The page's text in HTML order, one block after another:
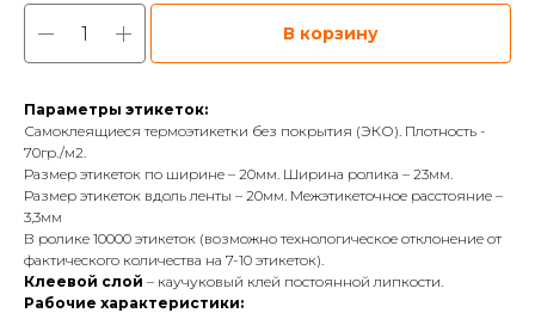
В корзину
Параметры этикеток:
Самоклеящиеся термоэтикетки без покрытия (ЭКО). Плотность -
70гр./м2.
Размер этикеток по ширине – 20мм. Ширина ролика – 23мм.
Размер этикеток вдоль ленты – 20мм. Межэтикеточное расстояние –
3,3мм
В ролике 10000 этикеток (возможно технологическое отклонение от
фактического количества на 7-10 этикеток).
Клеевой слой – каучуковый клей постоянной липкости.
Рабочие характеристики: